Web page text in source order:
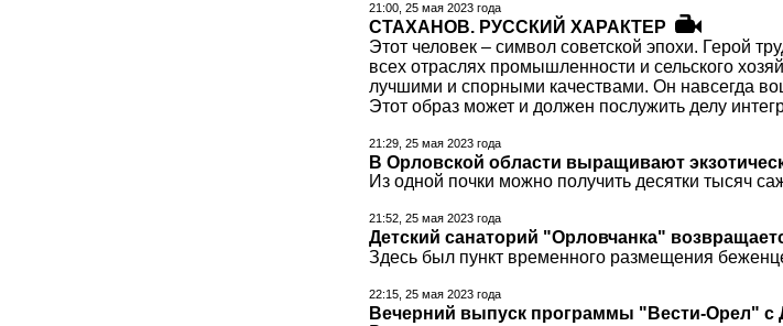
21:00, 25 мая 2023 года
СТАХАНОВ. РУССКИЙ ХАРАКТЕР
Этот человек – символ советской эпохи. Герой
всех отраслях промышленности и сельского
лучшими и спорными качествами. Он навсегда
Этот образ может и должен послужить делу
21:29, 25 мая 2023 года
В Орловской области выращивают
Из одной почки можно получить десятки тысяч
21:52, 25 мая 2023 года
Детский санаторий "Орловчанка"
Здесь был пункт временного размещения
22:15, 25 мая 2023 года
Вечерний выпуск программы "Вести-Орел"